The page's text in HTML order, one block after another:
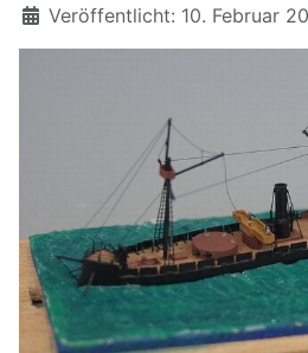
Details
Veröffentlicht: 10. Februar